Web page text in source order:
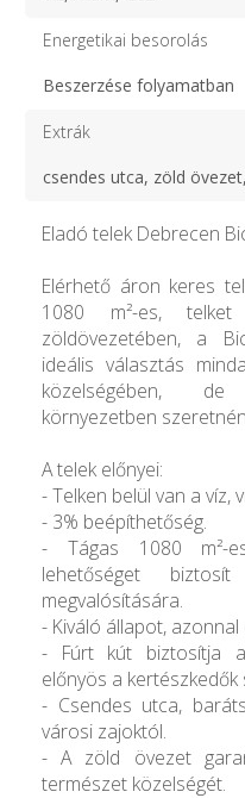
Energetikai besorolás
Beszerzése folyamatban
Extrák
csendes utca, zöld
Eladó telek Debrecen
Elérhető áron keres
1080 m²-es,
zöldövezetében, a
ideális választás
közelségében,
környezetben
A telek előnyei:
- Telken belül van a víz,
- 3% beépíthetőség.
- Tágas 1080 m²-
lehetőséget
megvalósítására.
- Kiváló állapot,
- Fúrt kút biztosítja
előnyös a kertészkedők
- Csendes utca,
városi zajoktól.
- A zöld övezet
természet közelségét.